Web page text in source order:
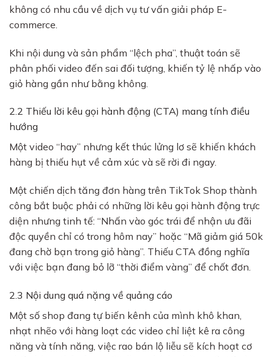
không có nhu cầu về dịch vụ tư vấn giải pháp E-
commerce.
Khi nội dung và sản phẩm “lệch pha”, thuật toán sẽ
phân phối video đến sai đối tượng, khiến tỷ lệ nhấp vào
giỏ hàng gần như bằng không.
2.2 Thiếu lời kêu gọi hành động (CTA) mang tính điều
hướng
Một video “hay” nhưng kết thúc lửng lơ sẽ khiến khách
hàng bị thiếu hụt về cảm xúc và sẽ rời đi ngay.
Một chiến dịch tăng đơn hàng trên TikTok Shop thành
công bắt buộc phải có những lời kêu gọi hành động trực
diện nhưng tinh tế: “Nhấn vào góc trái để nhận ưu đãi
độc quyền chỉ có trong hôm nay” hoặc “Mã giảm giá 50k
đang chờ bạn trong giỏ hàng”. Thiếu CTA đồng nghĩa
với việc bạn đang bỏ lỡ “thời điểm vàng” để chốt đơn.
2.3 Nội dung quá nặng về quảng cáo
Một số shop đang tự biến kênh của mình khô khan,
nhạt nhẽo với hàng loạt các video chỉ liệt kê ra công
năng và tính năng, việc rao bán lộ liễu sẽ kích hoạt cơ